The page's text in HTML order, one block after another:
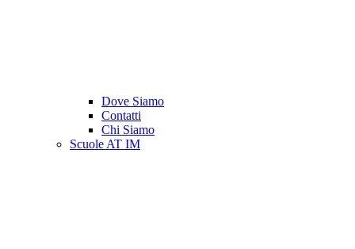
Dove Siamo
Contatti
Chi Siamo
Scuole AT IM